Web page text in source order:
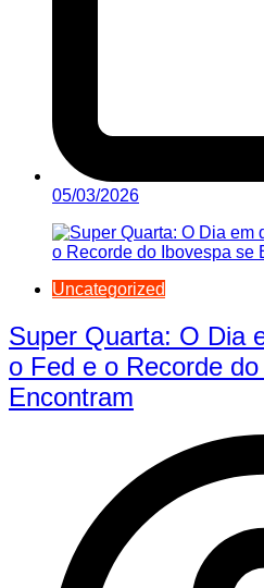
05/03/2026
Uncategorized
Super Quarta: O Dia
o Fed e o Recorde
Encontram